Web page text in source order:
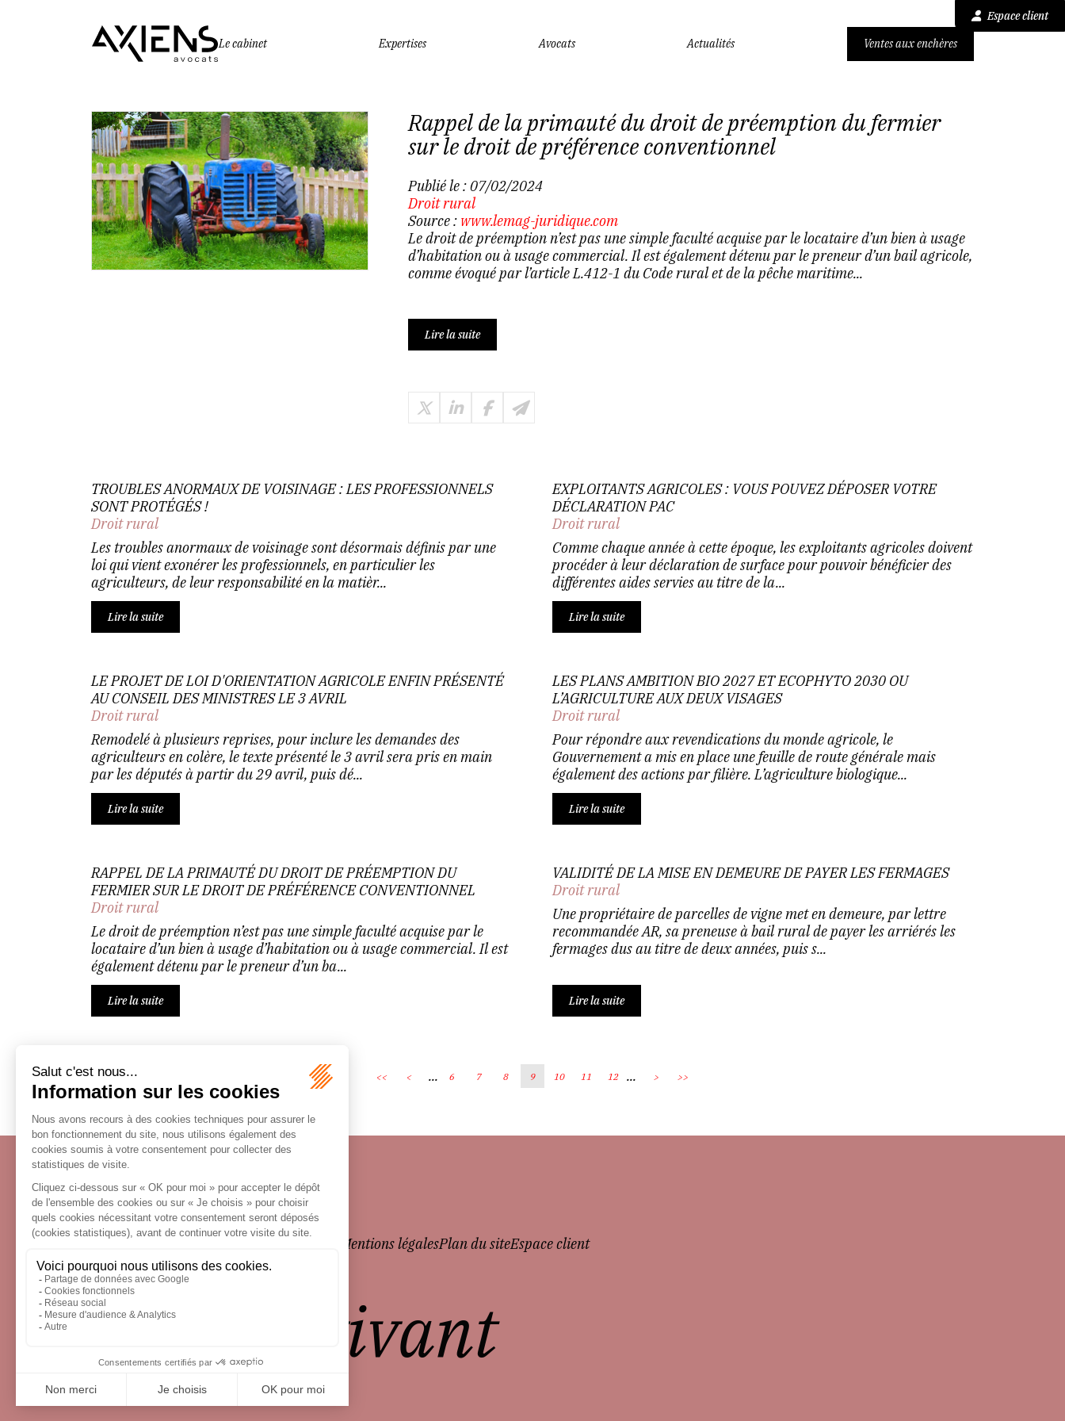
Espace client
Le cabinet
Expertises Avocats Actualités Ventes aux enchères
Rappel de la primauté du droit de préemption du fermier
sur le droit de préférence conventionnel
Publié le :07/02/2024
Droit rural
Source : www.lemag-juridique.com
Le droit de préemption n’est pas une simple faculté acquise par le locataire d’un bien à usage
d’habitation ou à usage commercial. Il est également détenu par le preneur d’un bail agricole,
comme évoqué par l’article L.412-1 du Code rural et de la pêche maritime...
Lire la suite
TROUBLES ANORMAUX DE VOISINAGE : LES PROFESSIONNELS
SONT PROTÉGÉS !
Droit rural
Les troubles anormaux de voisinage sont désormais définis par une
loi qui vient exonérer les professionnels, en particulier les
agriculteurs, de leur responsabilité en la matièr...
Lire la suite
EXPLOITANTS AGRICOLES : VOUS POUVEZ DÉPOSER VOTRE
DÉCLARATION PAC
Droit rural
Comme chaque année à cette époque, les exploitants agricoles doivent
procéder à leur déclaration de surface pour pouvoir bénéficier des
différentes aides servies au titre de la...
Lire la suite
LE PROJET DE LOI D'ORIENTATION AGRICOLE ENFIN PRÉSENTÉ
AU CONSEIL DES MINISTRES LE 3 AVRIL
Droit rural
Remodelé à plusieurs reprises, pour inclure les demandes des
agriculteurs en colère, le texte présenté le 3 avril sera pris en main
par les députés à partir du 29 avril, puis dé...
Lire la suite
LES PLANS AMBITION BIO 2027 ET ECOPHYTO 2030 OU
L’AGRICULTURE AUX DEUX VISAGES
Droit rural
Pour répondre aux revendications du monde agricole, le
Gouvernement a mis en place une feuille de route générale mais
également des actions par filière. L’agriculture biologique...
Lire la suite
RAPPEL DE LA PRIMAUTÉ DU DROIT DE PRÉEMPTION DU
FERMIER SUR LE DROIT DE PRÉFÉRENCE CONVENTIONNEL
Droit rural
Le droit de préemption n’est pas une simple faculté acquise par le
locataire d’un bien à usage d’habitation ou à usage commercial. Il est
également détenu par le preneur d’un ba...
Lire la suite
VALIDITÉ DE LA MISE EN DEMEURE DE PAYER LES FERMAGES
Droit rural
Une propriétaire de parcelles de vigne met en demeure, par lettre
recommandée AR, sa preneuse à bail rural de payer les arriérés les
fermages dus au titre de deux années, puis s...
Lire la suite
<< < ... 6 7 8 9 10 11 12 ... > >>
Écosystème Mentions légalesPlan du siteEspace client
le droit vivant